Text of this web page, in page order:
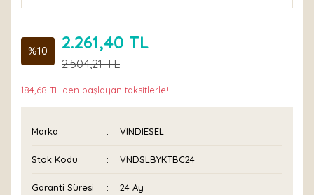
%10 2.261,40 TL
2.504,21 TL
184,68 TL den başlayan taksitlerle!
Marka VINDIESEL
Stok Kodu VNDSLBYKTBC24
Garanti Süresi 24 Ay